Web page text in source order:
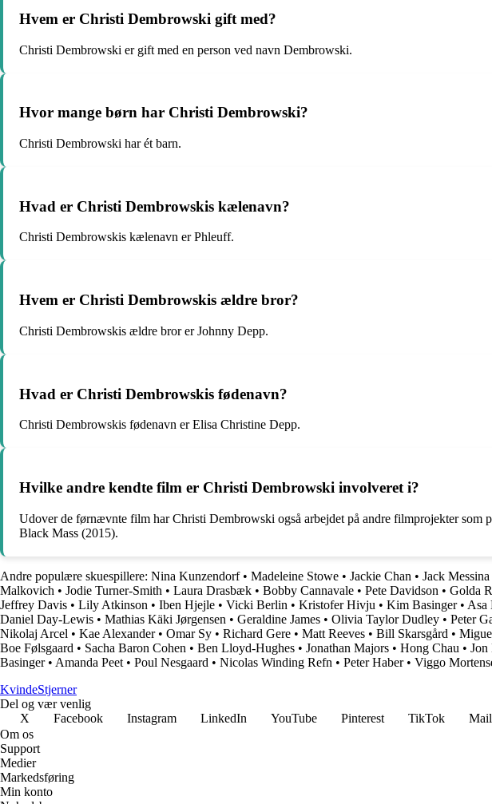
Hvem er Christi Dembrowski gift med?
Christi Dembrowski er gift med en person ved navn Dembrowski.
Hvor mange børn har Christi Dembrowski?
Christi Dembrowski har ét barn.
Hvad er Christi Dembrowskis kælenavn?
Christi Dembrowskis kælenavn er Phleuff.
Hvem er Christi Dembrowskis ældre bror?
Christi Dembrowskis ældre bror er Johnny Depp.
Hvad er Christi Dembrowskis fødenavn?
Christi Dembrowskis fødenavn er Elisa Christine Depp.
Hvilke andre kendte film er Christi Dembrowski involveret i?
Udover de førnævnte film har Christi Dembrowski også arbejdet på andre filmprojekter
Black Mass (2015).
Andre populære skuespillere: Nina Kunzendorf• Madeleine Stowe • Jackie Chan • Jack Messina
Malkovich • Jodie Turner-Smith • Laura Drasbæk • Bobby Cannavale • Pete Davidson • Golda
Jeffrey Davis • Lily Atkinson • Iben Hjejle • Vicki Berlin • Kristofer Hivju • Kim Basinger• Asa
Daniel Day-Lewis • Mathias Käki Jørgensen • Geraldine James • Olivia Taylor Dudley • Peter
Nikolaj Arcel • Kae Alexander• Omar Sy • Richard Gere • Matt Reeves • Bill Skarsgård •
Boe Følsgaard • Sacha Baron Cohen • Ben Lloyd-Hughes • Jonathan Majors • Hong Chau • Jon
Basinger• Amanda Peet • Poul Nesgaard • Nicolas Winding Refn • Peter Haber• Viggo
KvindeStjerner
Del og vær venlig
X
Facebook Instagram LinkedIn YouTube Pinterest TikTok Mail
Om os
Support
Medier
Markedsføring
Min konto